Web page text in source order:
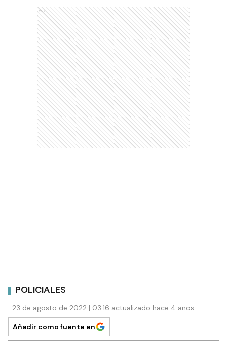
Ads
POLICIALES
23 de agosto de 2022 | 03:16 actualizado hace 4 años
Añadir como fuente en